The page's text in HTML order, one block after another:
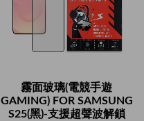
霧面玻璃(電競手遊
GAMING) FOR SAMSUNG
S25(黑)-支援超聲波解鎖